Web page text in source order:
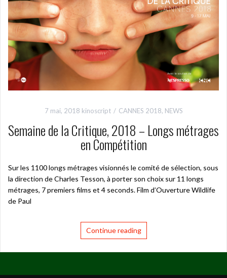
7 mai, 2018 kinoscript CANNES 2018, NEWS
Semaine de la Critique, 2018 – Longs métrages
en Compétition
Sur les 1100 longs métrages visionnés le comité de sélection, sous
la direction de Charles Tesson, à porter son choix sur 11 longs
métrages, 7 premiers films et 4 seconds. Film d’Ouverture Wildlife
de Paul
Continue reading